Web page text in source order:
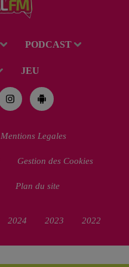
PODCAST
JEU
Mentions Legales
Gestion des Cookies
Plan du site
2024 2023 2022